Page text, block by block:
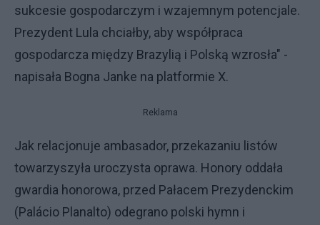
sukcesie gospodarczym i wzajemnym potencjale.
Prezydent Lula chciałby, aby współpraca
gospodarcza między Brazylią i Polską wzrosła" -
napisała Bogna Janke na platformie X.
Reklama
Jak relacjonuje ambasador, przekazaniu listów
towarzyszyła uroczysta oprawa. Honory oddała
gwardia honorowa, przed Pałacem Prezydenckim
(Palácio Planalto) odegrano polski hymn i